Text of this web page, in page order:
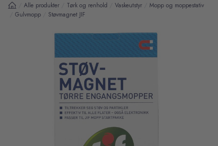
Alle produkter Tørk og renhold Vaskeutstyr Mopp og moppestativ
Gulvmopp Støvmagnet JIF